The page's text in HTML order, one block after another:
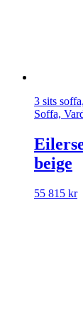
3 sits
Soffa,
beige
55 815 kr